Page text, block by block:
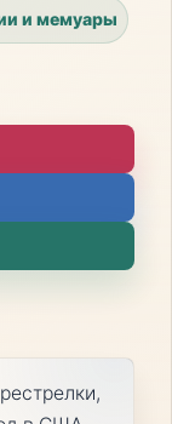
и мемуары